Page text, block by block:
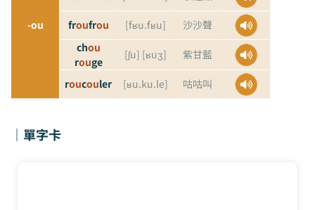
-ou froufrou [fʁu.fʁu]
沙沙聲
chou
rouge
[ʃu] [ʁuʒ] 紫甘藍
roucouler [ʁu.ku.le] 咕咕叫
｜單字卡